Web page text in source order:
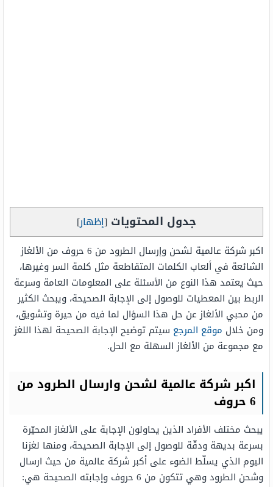
جدول المحتويات [إظهار]
اكبر شركة عالمية لشحن وإرسال الطرود من 6 حروف من الألغاز
الشائعة في ألعاب الكلمات المتقاطعة مثل كلمة السر وغيرها،
حيث يعتمد هذا النوع من الأسئلة على المعلومات العامة وسرعة
الربط بين المعطيات للوصول إلى الإجابة الصحيحة، ويبحث الكثير
من محبي الألغاز عن حل هذا السؤال لما فيه من حيرة وتشويق،
ومن خلال موقع المرجع سيتم توضيح الإجابة الصحيحة لهذا اللغز
مع مجموعة من الألغاز السهلة مع الحل.
اكبر شركة عالمية لشحن وارسال الطرود من
6 حروف
يبحث مختلف الأفراد الذين يحاولون الإجابة على الألغاز المحيّرة
بسرعة بديهة ودقّة للوصول إلى الإجابة الصحيحة، ومنها لغزنا
اليوم الذي يسلّط الضوء على أكبر شركة عالمية من حيث ارسال
وشحن الطرود وهي تتكون من 6 حروف وإجابته الصحيحة هي: